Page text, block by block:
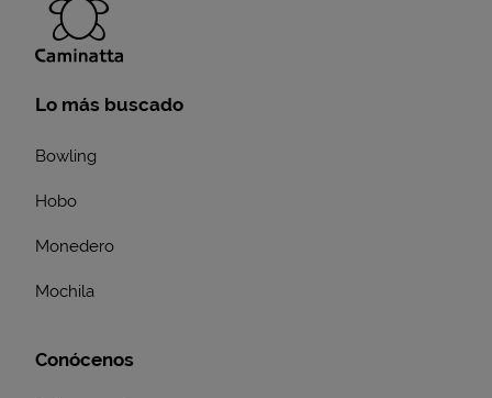
Lo más buscado
Bowling
Hobo
Monedero
Mochila
Conócenos